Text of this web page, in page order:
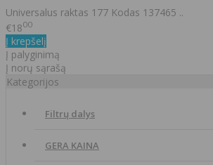
Universalus raktas 177 Kodas 137465 ..
€1800
Į krepšelį
Į palyginimą
Į norų sąrašą
Kategorijos
Filtrų dalys
GERA KAINA